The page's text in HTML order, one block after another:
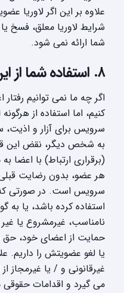
علاوه بر این اگر لاوریا
شرایط لاوریا معلق، فسخ
شما ارائه نمی شود.
۸. استفاده شما از این سرویس
اگر چه ما نمی توانیم
کنیم، اما استفاده از
سرویس برای آزار و
به شخص دیگر، نقض این
(برقراری ارتباط) با اعضا
هر عضو، بدون رضایت قبلی
سرویس است. در صورتی
استفاده کرده باشد، یا به
نامناسب، غیرمشروع یا
حمایت از اعضای خود،
یا لغو عضویتش را داریم.
غیرقانونی و / یا غیرمجاز
می گیرد و اقدامات